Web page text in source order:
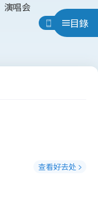
目錄
演唱会
用App睇
查看好去处